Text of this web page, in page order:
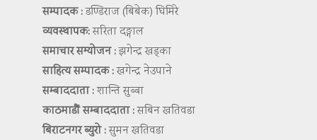
सम्पादक :डण्डिराज (बिबेक) घिमिरे
व्यवस्थापक:सरिता दङ्गाल
समाचार सम्योजन :झगेन्द्र खड्का
साहित्य सम्पादक :खगेन्द्र नेउपाने
सम्बाददाता :शान्ति सुब्बा
काठमाडौं सम्बाददाता :सबिन खतिवडा
बिराटनगर ब्युरो :सुमन खतिवडा